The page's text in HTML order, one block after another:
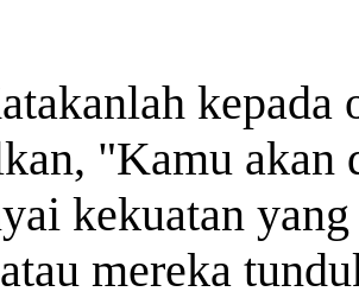
kepada
"Kamu akan
kekuatan
mereka